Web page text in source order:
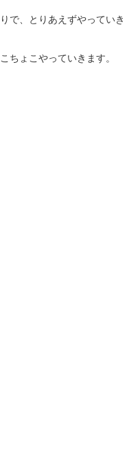
で、とりあえずやっていき
ちょこやっていきます。